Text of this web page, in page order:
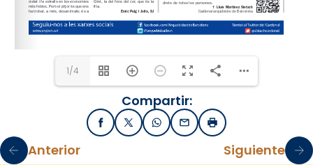
1/4
Compartir:
FacebookX / TwitterWhatsApp
EmailImprimir
Anterior Siguiente